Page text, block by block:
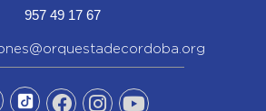
957 49 17 67